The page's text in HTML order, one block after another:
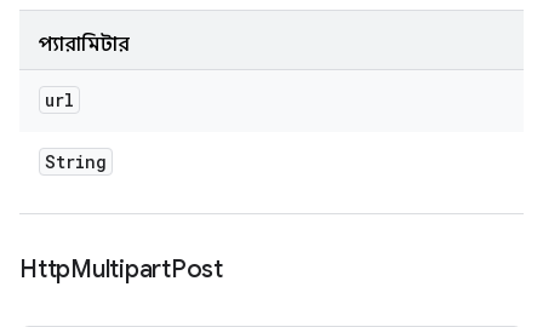
প্যারামিটার
url
String
HttpMultipartPost